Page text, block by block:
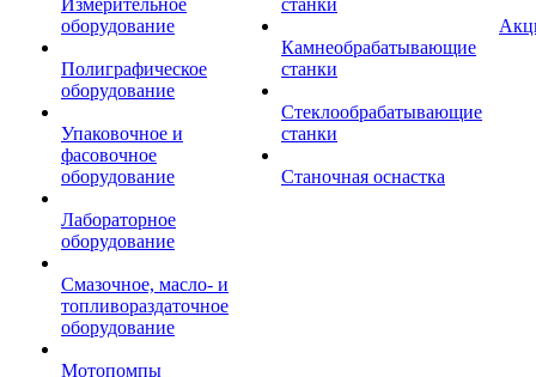
Измерительное
оборудование
Полиграфическое
оборудование
Упаковочное и
фасовочное
оборудование
Лабораторное
оборудование
Смазочное, масло- и
топливораздаточное
оборудование
Мотопомпы
станки
Камнеобрабатывающие
станки
Стеклообрабатывающие
станки
Станочная оснастка